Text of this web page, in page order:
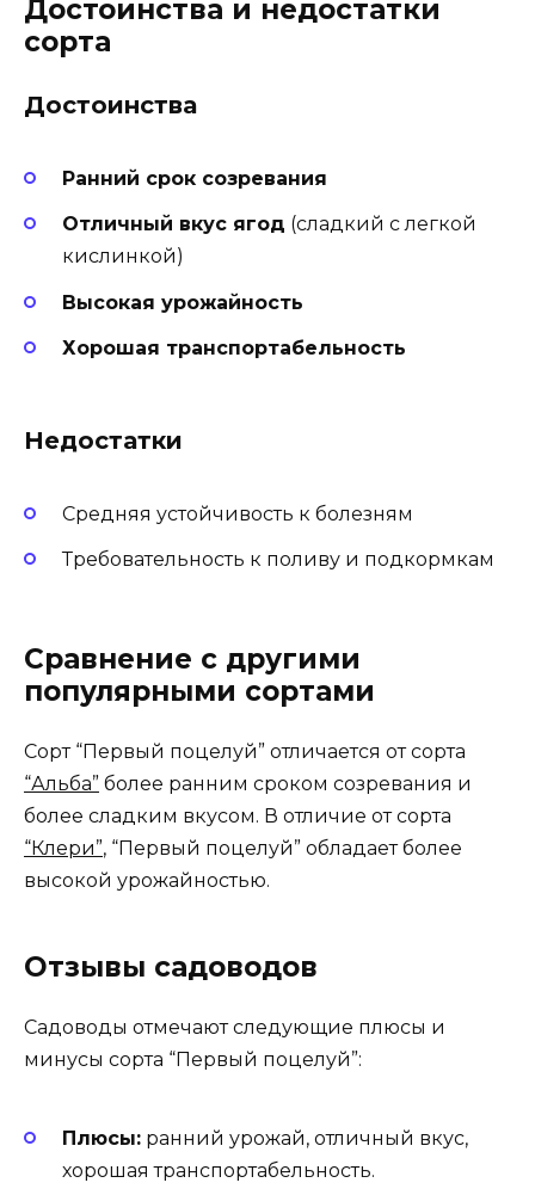
Достоинства и недостатки
сорта
Достоинства
Ранний срок созревания
Отличный вкус ягод (сладкий с легкой
кислинкой)
Высокая урожайность
Хорошая транспортабельность
Недостатки
Средняя устойчивость к болезням
Требовательность к поливу и подкормкам
Сравнение с другими
популярными сортами
Сорт “Первый поцелуй” отличается от сорта
“Альба” более ранним сроком созревания и
более сладким вкусом. В отличие от сорта
“Клери”, “Первый поцелуй” обладает более
высокой урожайностью.
Отзывы садоводов
Садоводы отмечают следующие плюсы и
минусы сорта “Первый поцелуй”:
Плюсы: ранний урожай, отличный вкус,
хорошая транспортабельность.